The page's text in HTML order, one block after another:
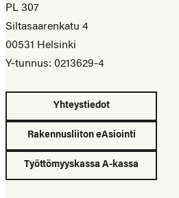
PL 307
Siltasaarenkatu 4
00531 Helsinki
Y-tunnus: 0213629-4
Yhteystiedot
Rakennusliiton eAsiointi
Työttömyyskassa A-kassa